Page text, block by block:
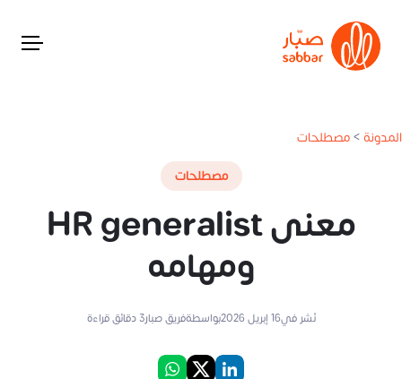
المدونة>مصطلحات
مصطلحات
معنى HR generalist
ومهامه
نُشر في16 إبريل 2026 بواسطةفريق صبار3دقائق قراءة